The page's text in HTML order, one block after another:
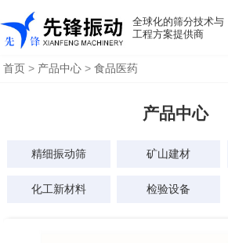
全球化的筛分技术与
工程方案提供商
首页 > 产品中心 > 食品医药
产品中心
精细振动筛 矿山建材
化工新材料 检验设备